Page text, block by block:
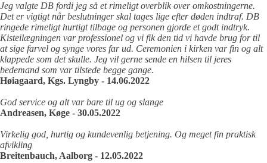
Jeg valgte DB fordi jeg så et rimeligt overblik over omkostningerne.
Det er vigtigt når beslutninger skal tages lige efter døden indtraf. DB
ringede rimeligt hurtigt tilbage og personen gjorde et godt indtryk.
Kisteilægningen var professionel og vi fik den tid vi havde brug for til
at sige farvel og synge vores far ud. Ceremonien i kirken var fin og alt
klappede som det skulle. Jeg vil gerne sende en hilsen til jeres
bedemand som var tilstede begge gange.
Høiagaard, Kgs. Lyngby - 14.06.2022
God service og alt var bare til ug og slange
Andreasen, Køge - 30.05.2022
Virkelig god, hurtig og kundevenlig betjening. Og meget fin praktisk
afvikling
Breitenbauch, Aalborg - 12.05.2022